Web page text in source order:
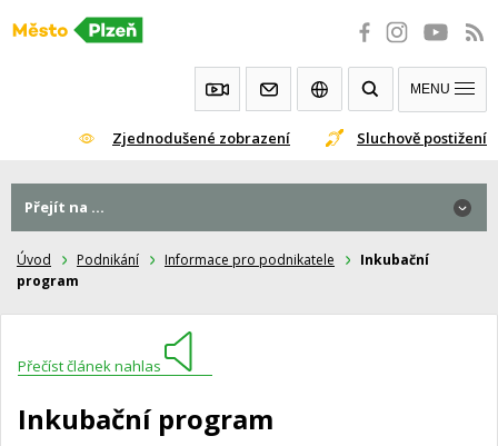
Přeskočit
Zjednodušené zobrazení Sluchově postižení
MENU
Úvod Podnikání Informace pro podnikatele
Inkubační
program
Přečíst článek nahlas
Inkubační program
Přejít na ...